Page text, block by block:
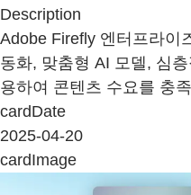
Description
Adobe Firefly 엔터프라이
동화, 맞춤형 AI 모델, 심
용하여 콘텐츠 수요를 충
cardDate
2025-04-20
cardImage